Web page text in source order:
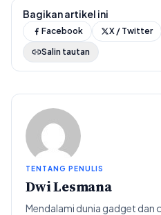
Bagikan artikel ini
Facebook X / Twitter
Salin tautan
TENTANG PENULIS
Dwi Lesmana
Mendalami dunia gadget dan